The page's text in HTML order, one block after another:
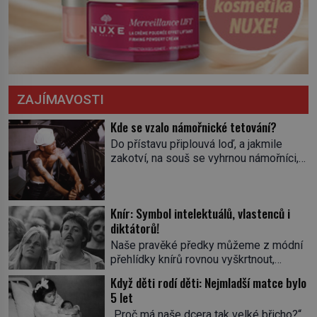
ZAJÍMAVOSTI
Kde se vzalo námořnické tetování?
Do přístavu připlouvá loď, a jakmile
zakotví, na souš se vyhrnou námořníci,
potetované paže. Námořnická kérka je
totiž něco jako uniforma. Tetování jako
takové má velmi hlubokou minulost.
Tetovaný je už pračlověk Ötzi, který
Knír: Symbol intelektuálů, vlastenců i
diktátorů!
Naše pravěké předky můžeme z módní
přehlídky knírů rovnou vyškrtnout,
jedním z nejstarších knírů musíme až do
starověkého Egypta. Najdeme ho na
Když děti rodí děti: Nejmladší matce bylo
5 let